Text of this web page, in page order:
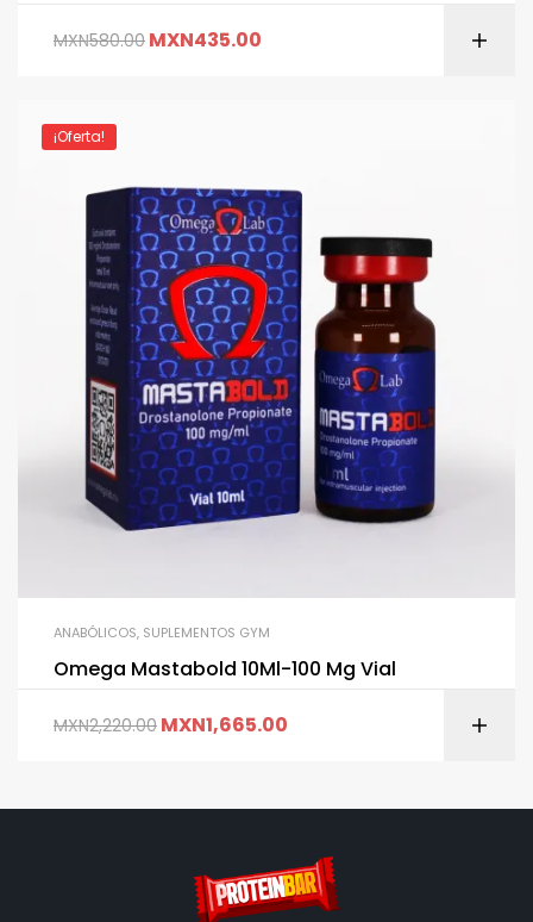
MXN580.00 MXN435.00
¡Oferta!
ANABÓLICOS, SUPLEMENTOS GYM
Omega Mastabold 10Ml-100 Mg Vial
MXN2,220.00 MXN1,665.00